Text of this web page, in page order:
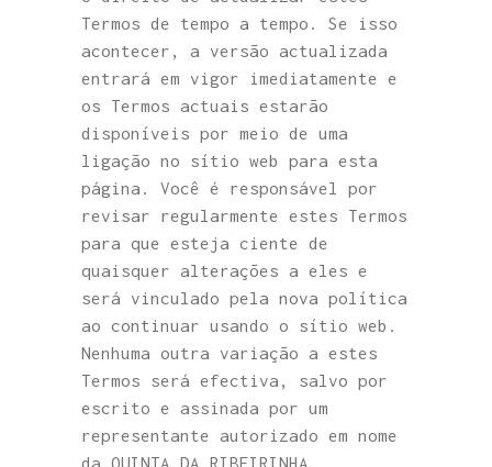
Termos de tempo a tempo. Se isso
acontecer, a versão actualizada
entrará em vigor imediatamente e
os Termos actuais estarão
disponíveis por meio de uma
ligação no sítio web para esta
página. Você é responsável por
revisar regularmente estes Termos
para que esteja ciente de
quaisquer alterações a eles e
será vinculado pela nova política
ao continuar usando o sítio web.
Nenhuma outra variação a estes
Termos será efectiva, salvo por
escrito e assinada por um
representante autorizado em nome
da QUINTA DA RIBEIRINHA.